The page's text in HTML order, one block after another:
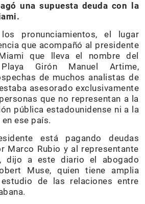
una supuesta deuda con la
pronunciamientos, el lugar
que acompañó al presidente
que lleva el nombre del
Girón Manuel Artime,
de muchos analistas de
asesorado exclusivamente
que no representan a la
pública estadounidense ni a la
ese país.
está pagando deudas
Marco Rubio y al representante
dijo a este diario el abogado
Muse, quien tiene amplia
de las relaciones entre